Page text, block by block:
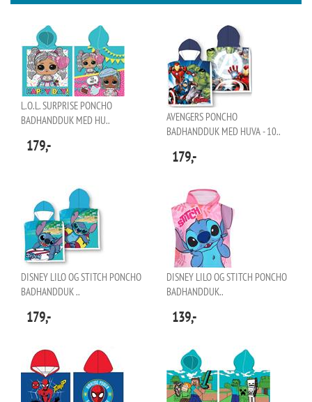
L.O.L. SURPRISE PONCHO
BADHANDDUK MED HU..
179,-
AVENGERS PONCHO
BADHANDDUK MED HUVA - 10..
179,-
DISNEY LILO OG STITCH PONCHO
BADHANDDUK ..
179,-
DISNEY LILO OG STITCH PONCHO
BADHANDDUK..
139,-